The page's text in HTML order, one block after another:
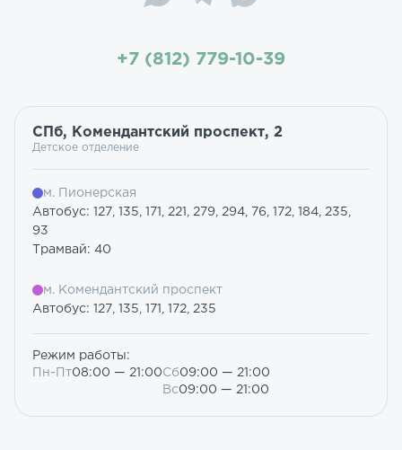
+7 (812) 779-10-39
СПб, Комендантский проспект, 2
Детское отделение
м. Пионерская
Автобус: 127, 135, 171, 221, 279, 294, 76, 172, 184, 235,
93
Трамвай: 40
м. Комендантский проспект
Автобус: 127, 135, 171, 172, 235
Режим работы:
Пн-Пт08:00 — 21:00Сб09:00 — 21:00
Вс09:00 — 21:00